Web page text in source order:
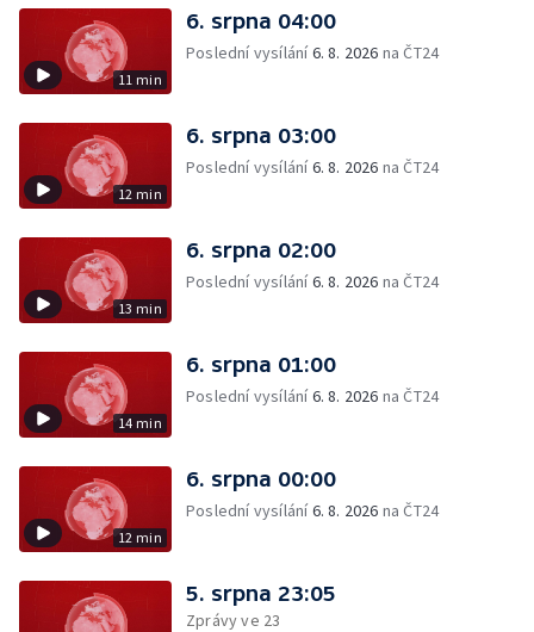
11 min
6. srpna 04:00
Poslední vysílání6. 8. 2026 na ČT24
12 min
6. srpna 03:00
Poslední vysílání6. 8. 2026 na ČT24
13 min
6. srpna 02:00
Poslední vysílání6. 8. 2026 na ČT24
14 min
6. srpna 01:00
Poslední vysílání6. 8. 2026 na ČT24
12 min
6. srpna 00:00
Poslední vysílání6. 8. 2026 na ČT24
5. srpna 23:05
Zprávy ve 23